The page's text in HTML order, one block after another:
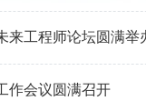
来工程师论坛圆满举
作会议圆满召开